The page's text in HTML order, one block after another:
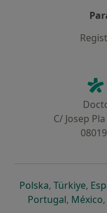
C/ Josep
Polskaabre num
, Türkiye,
Portugalabre
, México,